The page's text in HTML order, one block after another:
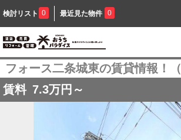
検討リスト 0 最近見た物件 0
フォース二条城東の賃貸情報！（
賃料 7.3万円～